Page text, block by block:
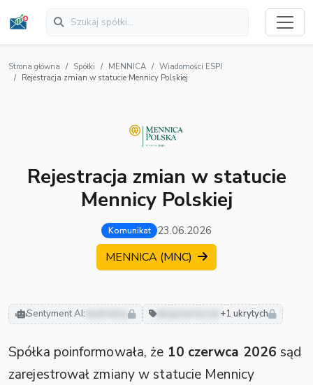
Strona główna Spółki MENNICA
Wiadomości ESPI
Rejestracja zmian w statucie Mennicy Polskiej
Rejestracja zmian w statucie
Mennicy Polskiej
Komunikat 23.06.2026
MENNICA (MNC)
Sentyment AI: neutralny akcjonariusze +1 ukrytych
Spółka poinformowała, że 10 czerwca 2026 sąd
zarejestrował zmiany w statucie Mennicy